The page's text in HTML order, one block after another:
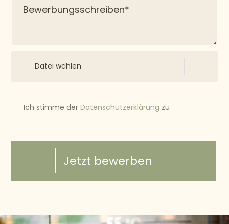
Datei wählen
Ich stimme derDatenschutzerklärung zu
Jetzt bewerben